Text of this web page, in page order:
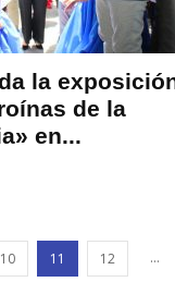
la
de la
en...
10 11 12 ...